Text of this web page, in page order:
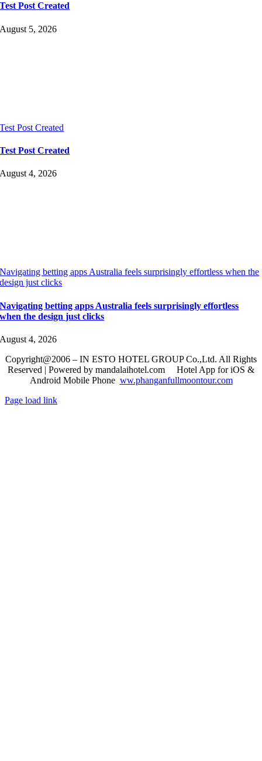
Test Post Created
August 5, 2026
Test Post Created
Test Post Created
August 4, 2026
Navigating betting apps Australia feels surprisingly effortless when the
design just clicks
Navigating betting apps Australia feels surprisingly effortless
when the design just clicks
August 4, 2026
Copyright@2006 – IN ESTO HOTEL GROUP Co.,Ltd. All Rights
Reserved | Powered by mandalaihotel.com
Hotel App for iOS &
Android Mobile Phone ww.phanganfullmoontour.com
Page load link